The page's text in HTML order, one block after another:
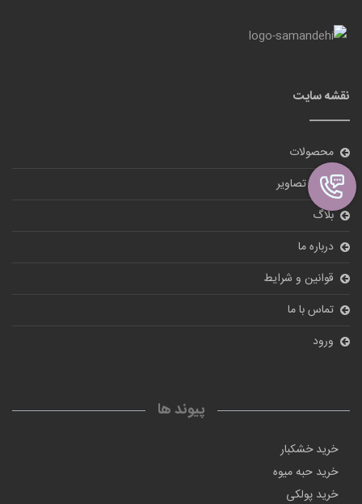
نقشه سایت
محصولات
گالری تصاویر
بلاگ
درباره ما
قوانین و شرایط
تماس با ما
ورود
پیوند ها
خرید خشکبار
خرید حبه میوه
خرید پولکی